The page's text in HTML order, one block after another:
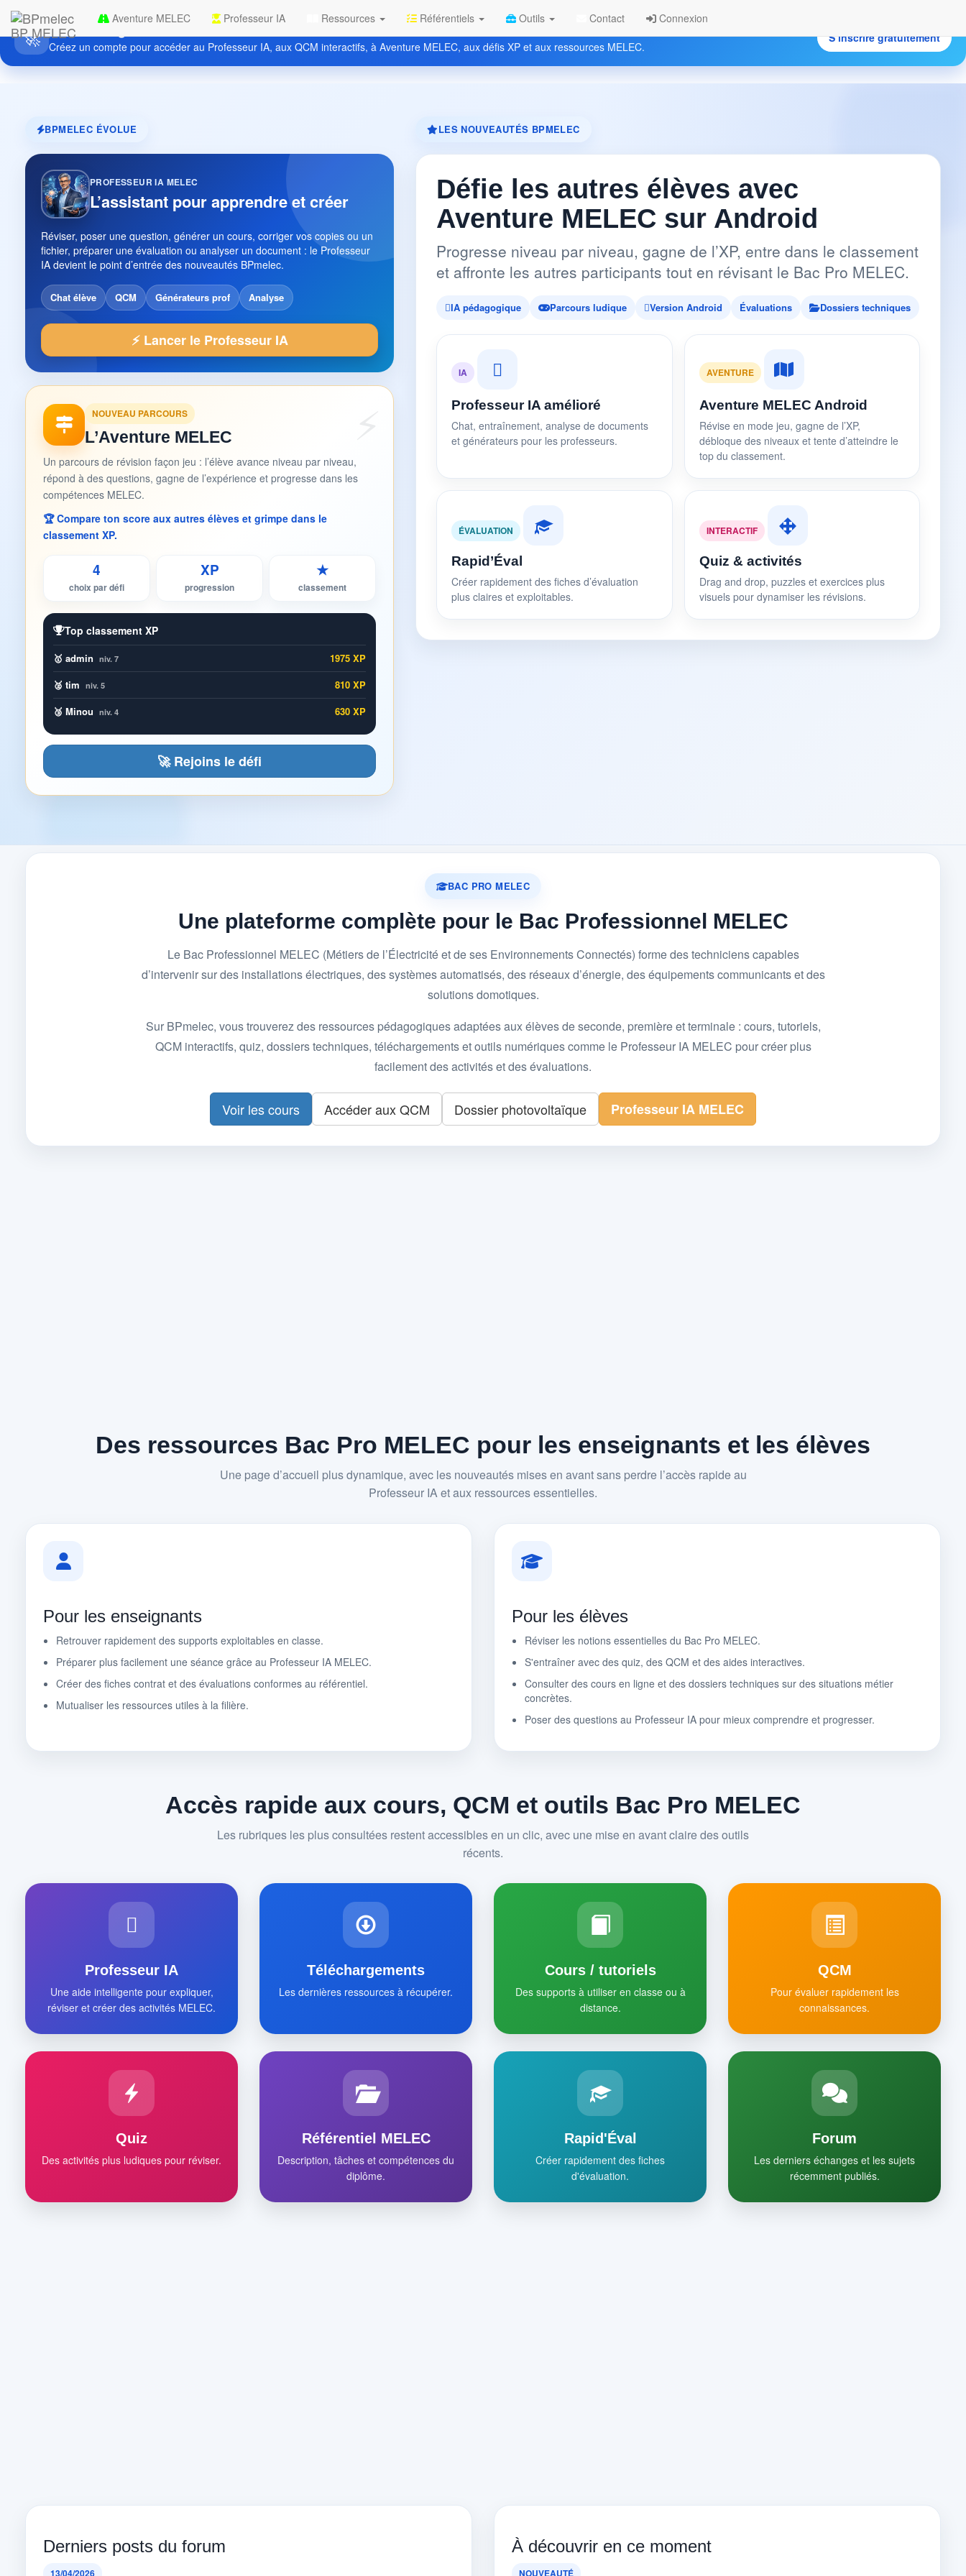
BP MELEC
Aventure MELEC Professeur IA Ressources Référentiels Outils Contact Connexion
🚀 Découvrez gratuitement BPmelec
Créez un compte pour accéder au Professeur IA, aux QCM interactifs, à Aventure MELEC, aux défis XP et aux ressources MELEC.
S’inscrire gratuitement
BPMELEC ÉVOLUE
PROFESSEUR IA MELEC
L’assistant pour apprendre et créer
Réviser, poser une question, générer un cours, corriger vos copies ou un
fichier, préparer une évaluation ou analyser un document : le Professeur
IA devient le point d’entrée des nouveautés BPmelec.
Chat élève QCM Générateurs prof Analyse
⚡ Lancer le Professeur IA
NOUVEAU PARCOURS
L’Aventure MELEC
Un parcours de révision façon jeu : l’élève avance niveau par niveau,
répond à des questions, gagne de l’expérience et progresse dans les
compétences MELEC.
🏆 Compare ton score aux autres élèves et grimpe dans le
classement XP.
4
choix par défi
XP
progression
★
classement
Top classement XP
🥇 admin niv. 7
1975 XP
🥈 tim niv. 5
810 XP
🥉 Minou niv. 4 630 XP
🚀 Rejoins le défi
LES NOUVEAUTÉS BPMELEC
Défie les autres élèves avec
Aventure MELEC sur Android
Progresse niveau par niveau, gagne de l’XP, entre dans le classement
et affronte les autres participants tout en révisant le Bac Pro MELEC.
IA pédagogique Parcours ludique Version Android Évaluations Dossiers techniques
IA
Professeur IA amélioré
Chat, entraînement, analyse de documents
et générateurs pour les professeurs.
AVENTURE
Aventure MELEC Android
Révise en mode jeu, gagne de l’XP,
débloque des niveaux et tente d’atteindre le
top du classement.
ÉVALUATION
Rapid’Éval
Créer rapidement des fiches d’évaluation
plus claires et exploitables.
INTERACTIF
Quiz & activités
Drag and drop, puzzles et exercices plus
visuels pour dynamiser les révisions.
BAC PRO MELEC
Une plateforme complète pour le Bac Professionnel MELEC
Le Bac Professionnel MELEC (Métiers de l’Électricité et de ses Environnements Connectés) forme des techniciens capables
d’intervenir sur des installations électriques, des systèmes automatisés, des réseaux d’énergie, des équipements communicants et des
solutions domotiques.
Sur BPmelec, vous trouverez des ressources pédagogiques adaptées aux élèves de seconde, première et terminale : cours, tutoriels,
QCM interactifs, quiz, dossiers techniques, téléchargements et outils numériques comme le Professeur IA MELEC pour créer plus
facilement des activités et des évaluations.
Voir les cours Accéder aux QCM Dossier photovoltaïque Professeur IA MELEC
Des ressources Bac Pro MELEC pour les enseignants et les élèves
Une page d’accueil plus dynamique, avec les nouveautés mises en avant sans perdre l’accès rapide au
Professeur IA et aux ressources essentielles.
Pour les enseignants
Retrouver rapidement des supports exploitables en classe.
Préparer plus facilement une séance grâce au Professeur IA MELEC.
Créer des fiches contrat et des évaluations conformes au référentiel.
Mutualiser les ressources utiles à la filière.
Pour les élèves
Réviser les notions essentielles du Bac Pro MELEC.
S'entraîner avec des quiz, des QCM et des aides interactives.
Consulter des cours en ligne et des dossiers techniques sur des situations métier
concrètes.
Poser des questions au Professeur IA pour mieux comprendre et progresser.
Accès rapide aux cours, QCM et outils Bac Pro MELEC
Les rubriques les plus consultées restent accessibles en un clic, avec une mise en avant claire des outils
récents.
Professeur IA
Une aide intelligente pour expliquer,
réviser et créer des activités MELEC.
Téléchargements
Les dernières ressources à récupérer.
Cours / tutoriels
Des supports à utiliser en classe ou à
distance.
QCM
Pour évaluer rapidement les
connaissances.
Quiz
Des activités plus ludiques pour réviser.
Référentiel MELEC
Description, tâches et compétences du
diplôme.
Rapid'Éval
Créer rapidement des fiches
d'évaluation.
Forum
Les derniers échanges et les sujets
récemment publiés.
Derniers posts du forum
13/04/2026
À découvrir en ce moment
NOUVEAUTÉ